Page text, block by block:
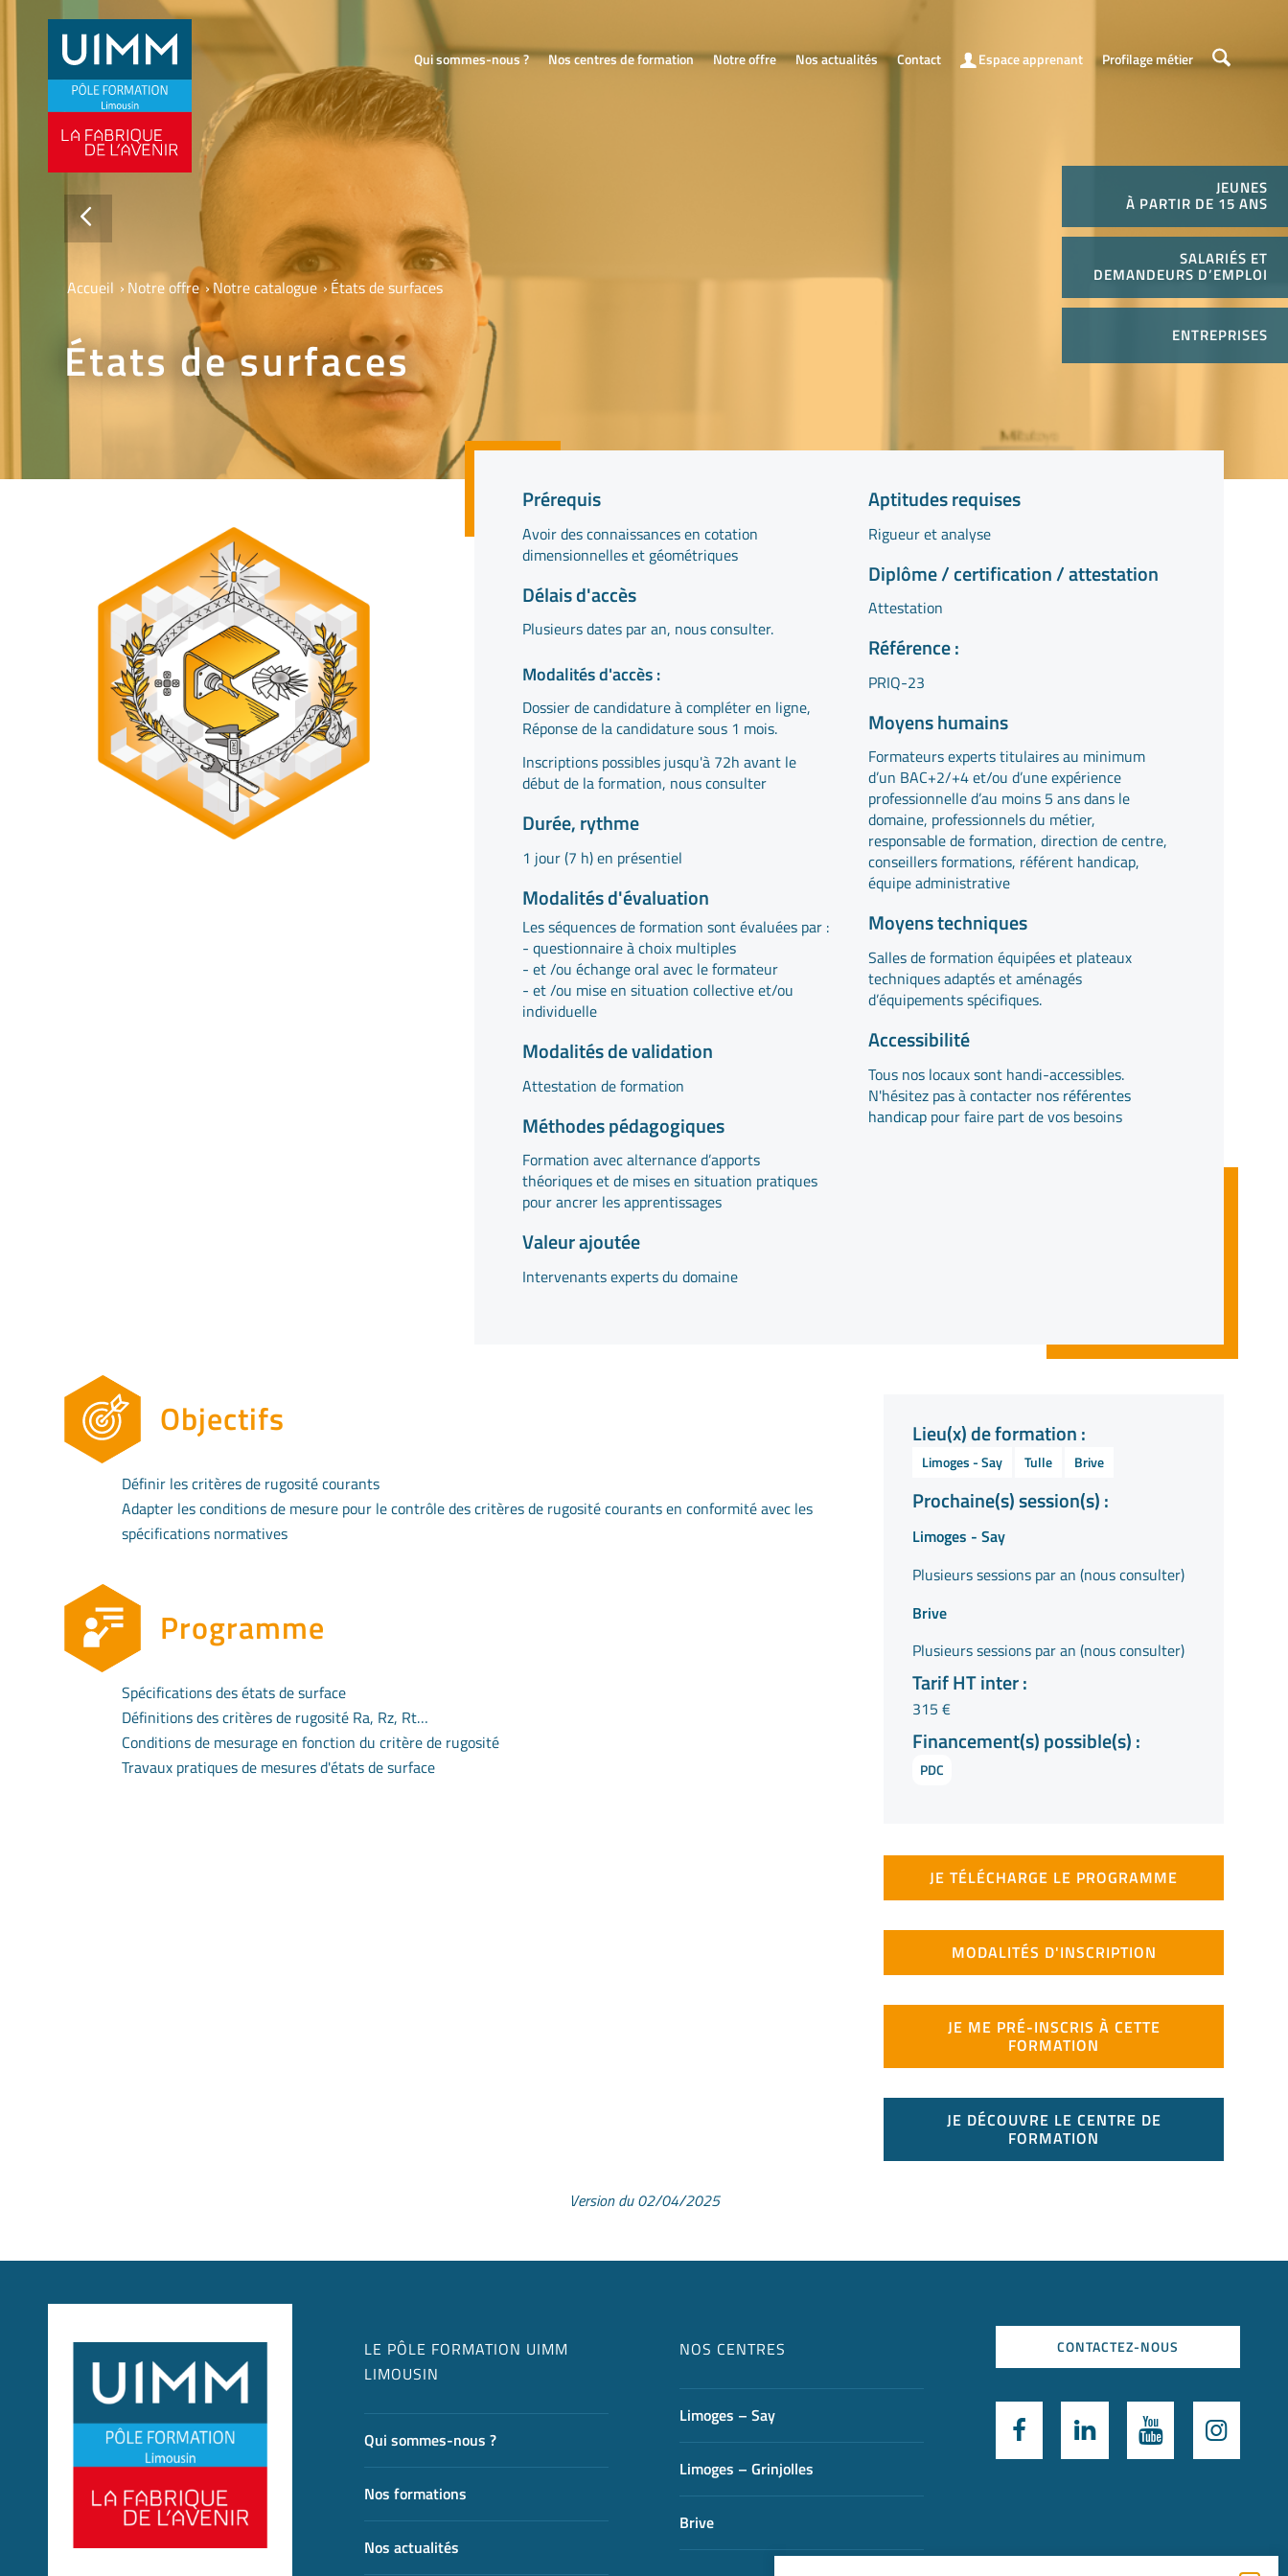
Qui sommes-nous ? Nos centres de formation Notre offre Nos actualités Contact Espace apprenant Profilage métier
JEUNES
À PARTIR DE 15 ANS
SALARIÉS ET
DEMANDEURS D’EMPLOI
ENTREPRISES
Accueil › Notre offre ›Notre catalogue ›États de surfaces
États de surfaces
Prérequis
Avoir des connaissances en cotation
dimensionnelles et géométriques
Délais d'accès
Plusieurs dates par an, nous consulter.
Modalités d'accès :
Dossier de candidature à compléter en ligne,
Réponse de la candidature sous 1 mois.
Inscriptions possibles jusqu'à 72h avant le
début de la formation, nous consulter
Durée, rythme
1 jour (7 h) en présentiel
Modalités d'évaluation
Les séquences de formation sont évaluées par :
- questionnaire à choix multiples
- et /ou échange oral avec le formateur
- et /ou mise en situation collective et/ou
individuelle
Modalités de validation
Attestation de formation
Méthodes pédagogiques
Formation avec alternance d’apports
théoriques et de mises en situation pratiques
pour ancrer les apprentissages
Valeur ajoutée
Intervenants experts du domaine
Aptitudes requises
Rigueur et analyse
Diplôme / certification / attestation
Attestation
Référence :
PRIQ-23
Moyens humains
Formateurs experts titulaires au minimum
d’un BAC+2/+4 et/ou d’une expérience
professionnelle d’au moins 5 ans dans le
domaine, professionnels du métier,
responsable de formation, direction de centre,
conseillers formations, référent handicap,
équipe administrative
Moyens techniques
Salles de formation équipées et plateaux
techniques adaptés et aménagés
d’équipements spécifiques.
Accessibilité
Tous nos locaux sont handi-accessibles.
N'hésitez pas à contacter nos référentes
handicappour faire part de vos besoins
Objectifs
Définir les critères de rugosité courants
Adapter les conditions de mesure pour le contrôle des critères de rugosité courants en conformité avec les
spécifications normatives
Programme
Spécifications des états de surface
Définitions des critères de rugosité Ra, Rz, Rt…
Conditions de mesurage en fonction du critère de rugosité
Travaux pratiques de mesures d'états de surface
Lieu(x) de formation :
Limoges - Say Tulle Brive
Prochaine(s) session(s) :
Limoges - Say
Plusieurs sessions par an (nous consulter)
Brive
Plusieurs sessions par an (nous consulter)
Tarif HT inter :
315 €
Financement(s) possible(s) :
PDC
JE TÉLÉCHARGE LE PROGRAMME
MODALITÉS D'INSCRIPTION
JE ME PRÉ-INSCRIS À CETTE
FORMATION
JE DÉCOUVRE LE CENTRE DE
FORMATION
Version du 02/04/2025
LE PÔLE FORMATION UIMM
LIMOUSIN
Qui sommes-nous ?
Nos formations
Nos actualités
NOS CENTRES
Limoges – Say
Limoges – Grinjolles
Brive
CONTACTEZ-NOUS